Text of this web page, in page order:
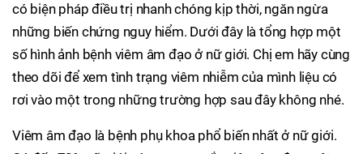
có biện pháp điều trị nhanh chóng kịp thời, ngăn ngừa
những biến chứng nguy hiểm. Dưới đây là tổng hợp một
số hình ảnh bệnh viêm âm đạo ở nữ giới. Chị em hãy cùng
theo dõi để xem tình trạng viêm nhiễm của mình liệu có
rơi vào một trong những trường hợp sau đây không nhé.
Viêm âm đạo là bệnh phụ khoa phổ biến nhất ở nữ giới.